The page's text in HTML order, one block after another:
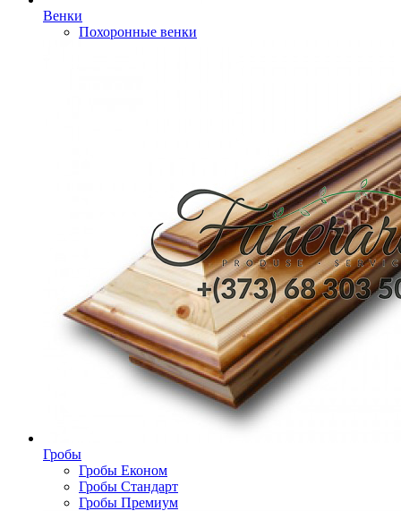
Венки
Похоронные венки
Гробы
Гробы Економ
Гробы Стандарт
Гробы Премиум